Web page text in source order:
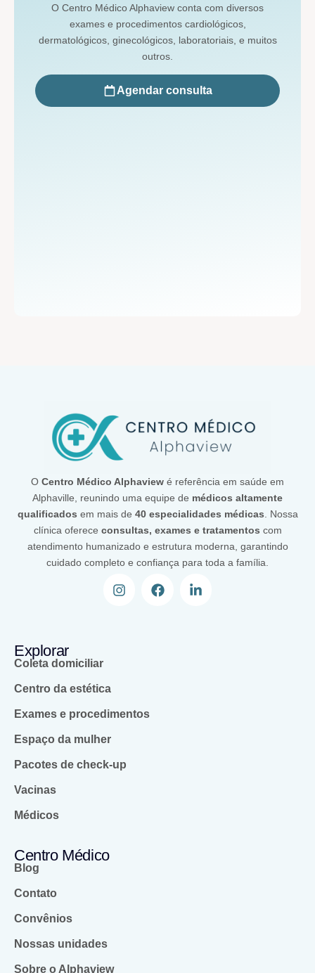
O Centro Médico Alphaview conta com diversos
exames e procedimentos cardiológicos,
dermatológicos, ginecológicos, laboratoriais, e muitos
outros.
Agendar consulta
O Centro Médico Alphaview é referência em saúde em
Alphaville, reunindo uma equipe de médicos altamente
qualificados em mais de 40 especialidades médicas . Nossa
clínica oferece consultas, exames e tratamentos com
atendimento humanizado e estrutura moderna, garantindo
cuidado completo e confiança para toda a família.
Explorar
Coleta domiciliar
Centro da estética
Exames e procedimentos
Espaço da mulher
Pacotes de check-up
Vacinas
Médicos
Centro Médico
Blog
Contato
Convênios
Nossas unidades
Sobre o Alphaview